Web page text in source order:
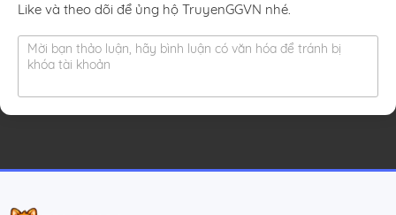
Like và theo dõi để ủng hộ TruyenGGVN nhé.
Mời bạn thảo luận, hãy bình luận có văn hóa để tránh bị
khóa tài khoản